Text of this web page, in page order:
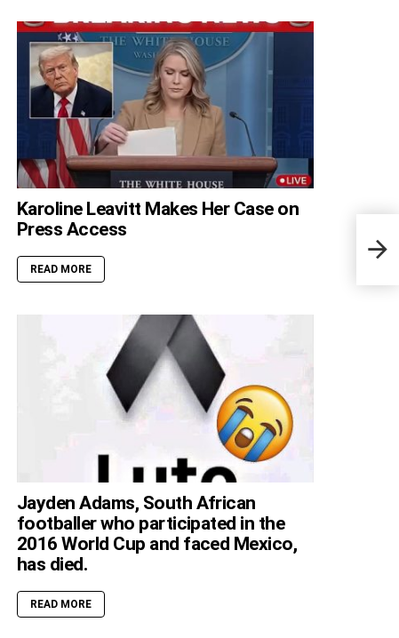
Up
to
Karoline Leavitt Makes Her Case on
Press Access
READ MORE
Jayden Adams, South African
footballer who participated in the
2016 World Cup and faced Mexico,
has died.
READ MORE